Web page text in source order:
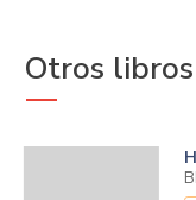
Otros